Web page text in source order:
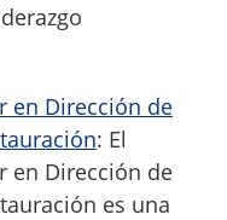
en Dirección de
: El
en Dirección de
es una